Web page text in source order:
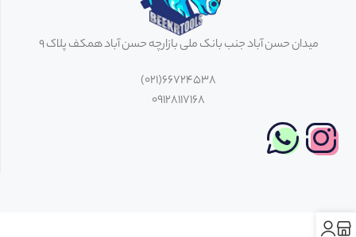
میدان حسن آباد جنب بانک ملی بازارچه حسن آباد همکف پلاک 9
66724538(021)
09128117168